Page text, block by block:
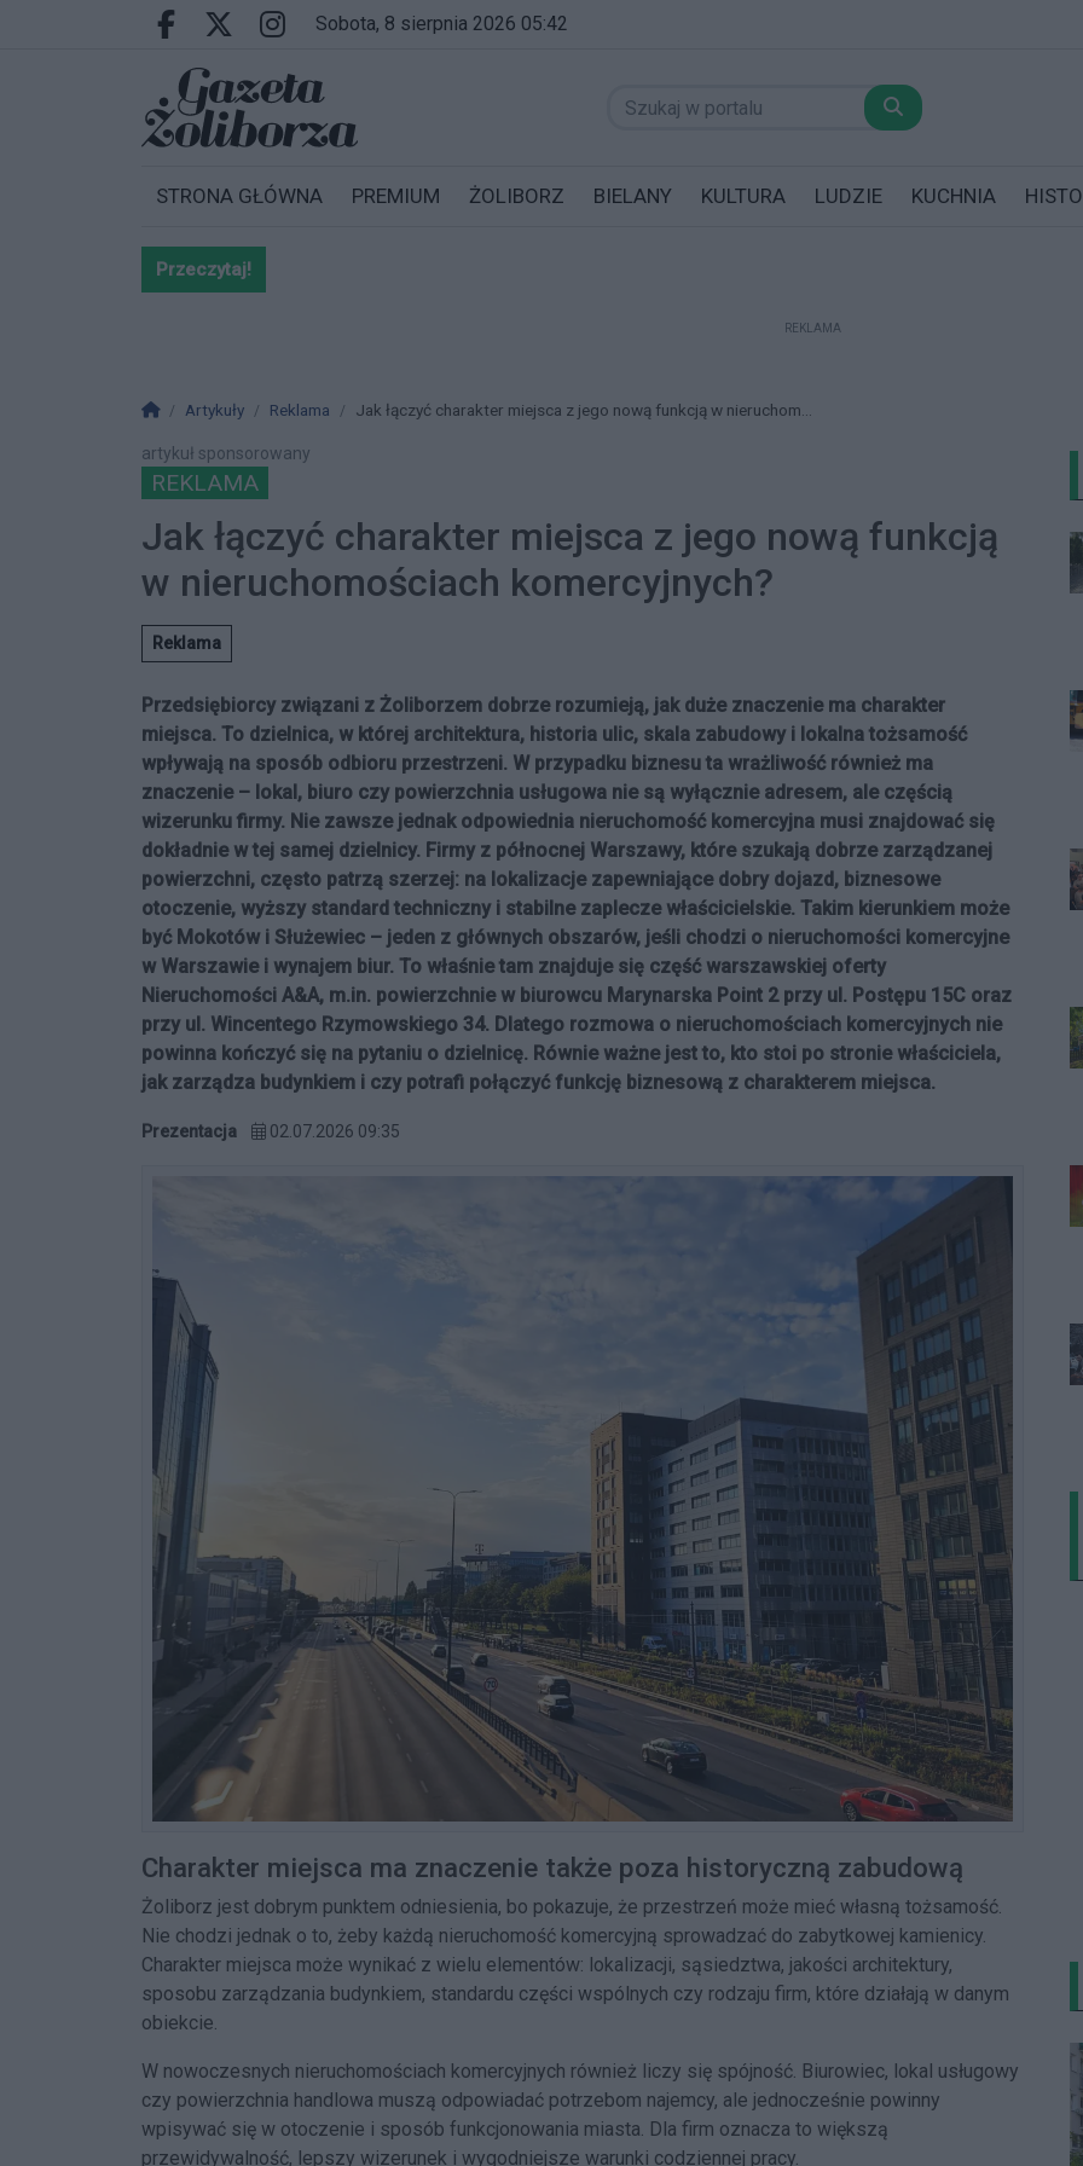
Przejdź do głównych treści
Przejdź do wyszukiwarki
Przejdź do głównego menu
Facebook.com
X.comInstagram.com
sobota, 8 sierpnia 2026 05:42
STRONA GŁÓWNA PREMIUM ŻOLIBORZ BIELANY KULTURA LUDZIE KUCHNIA
Przeczytaj!
REKLAMA
Strona główna
Artykuły Reklama Jak łączyć charakter miejsca z jego nową funkcją w nieruchom...
artykuł sponsorowany
REKLAMA
Jak łączyć charakter miejsca z jego nową funkcją
w nieruchomościach komercyjnych?
Reklama
Przedsiębiorcy związani z Żoliborzem dobrze rozumieją, jak duże znaczenie ma charakter
miejsca. To dzielnica, w której architektura, historia ulic, skala zabudowy i lokalna tożsamość
wpływają na sposób odbioru przestrzeni. W przypadku biznesu ta wrażliwość również ma
znaczenie – lokal, biuro czy powierzchnia usługowa nie są wyłącznie adresem, ale częścią
wizerunku firmy. Nie zawsze jednak odpowiednia nieruchomość komercyjna musi znajdować się
dokładnie w tej samej dzielnicy. Firmy z północnej Warszawy, które szukają dobrze zarządzanej
powierzchni, często patrzą szerzej: na lokalizacje zapewniające dobry dojazd, biznesowe
otoczenie, wyższy standard techniczny i stabilne zaplecze właścicielskie. Takim kierunkiem może
być Mokotów i Służewiec – jeden z głównych obszarów, jeśli chodzi o nieruchomości komercyjne
w Warszawie i wynajem biur. To właśnie tam znajduje się część warszawskiej oferty
Nieruchomości A&A, m.in. powierzchnie w biurowcu Marynarska Point 2 przy ul. Postępu 15C oraz
przy ul. Wincentego Rzymowskiego 34. Dlatego rozmowa o nieruchomościach komercyjnych nie
powinna kończyć się na pytaniu o dzielnicę. Równie ważne jest to, kto stoi po stronie właściciela,
jak zarządza budynkiem i czy potrafi połączyć funkcję biznesową z charakterem miejsca.
Prezentacja 02.07.2026 09:35
Charakter miejsca ma znaczenie także poza historyczną zabudową
Żoliborz jest dobrym punktem odniesienia, bo pokazuje, że przestrzeń może mieć własną tożsamość.
Nie chodzi jednak o to, żeby każdą nieruchomość komercyjną sprowadzać do zabytkowej kamienicy.
Charakter miejsca może wynikać z wielu elementów: lokalizacji, sąsiedztwa, jakości architektury,
sposobu zarządzania budynkiem, standardu części wspólnych czy rodzaju firm, które działają w danym
obiekcie.
W nowoczesnych nieruchomościach komercyjnych również liczy się spójność. Biurowiec, lokal usługowy
czy powierzchnia handlowa muszą odpowiadać potrzebom najemcy, ale jednocześnie powinny
wpisywać się w otoczenie i sposób funkcjonowania miasta. Dla firm oznacza to większą
przewidywalność, lepszy wizerunek i wygodniejsze warunki codziennej pracy.